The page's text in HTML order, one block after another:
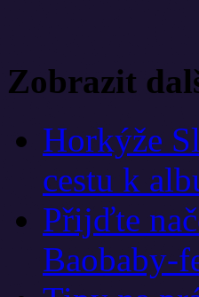
Zobrazit
Horkýže
cestu k
Přijďte
Baobaby-